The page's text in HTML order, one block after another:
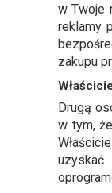
w Twoje
reklamy
zakupu
Drugą
w tym,